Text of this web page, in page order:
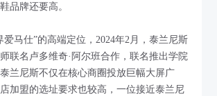
品牌还要高。
爱马仕”的高端定位，2024年2月，泰兰尼斯
联名卢多维奇·阿尔班合作，联名推出学院
兰尼斯不仅在核心商圈投放巨幅大屏广
加盟的选址要求也较高，一位接近泰兰尼